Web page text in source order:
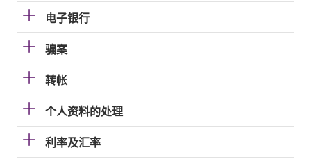
电子银行
骗案
转帐
个人资料的处理
利率及汇率